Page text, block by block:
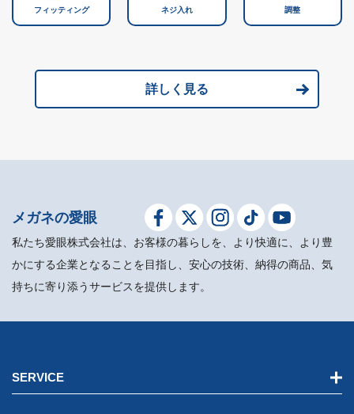
フィッティング ネジ入れ 調整
詳しく見る
メガネの愛眼
私たち愛眼株式会社は、お客様の暮らしを、より快適に、より豊
かにする企業となることを目指し、安心の技術、納得の商品、気
持ちに寄り添うサービスを提供します。
SERVICE